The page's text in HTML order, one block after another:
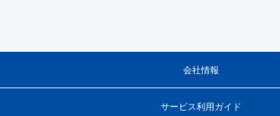
会社情報
サービス利用ガイド